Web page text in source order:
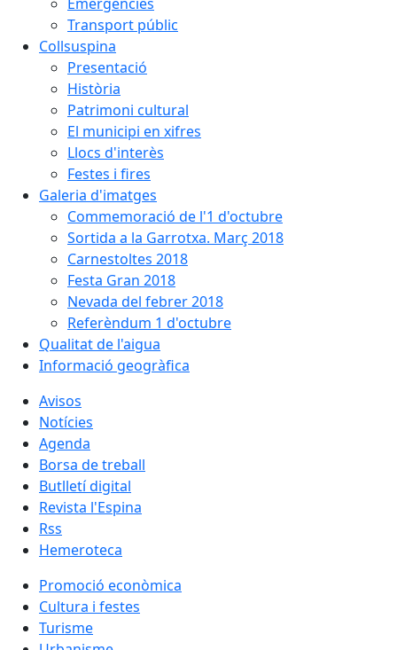
Transport públic
Collsuspina
Presentació
Història
Patrimoni cultural
El municipi en xifres
Llocs d'interès
Festes i fires
Galeria d'imatges
Commemoració de l'1 d'octubre
Sortida a la Garrotxa. Març 2018
Carnestoltes 2018
Festa Gran 2018
Nevada del febrer 2018
Referèndum 1 d'octubre
Qualitat de l'aigua
Informació geogràfica
Avisos
Notícies
Agenda
Borsa de treball
Butlletí digital
Revista l'Espina
Rss
Hemeroteca
Promoció econòmica
Cultura i festes
Turisme